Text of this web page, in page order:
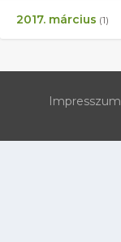
2017. március (1)
Impresszum